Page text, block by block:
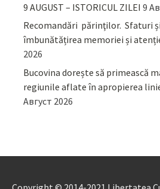
9 AUGUST – ISTORICUL ZILEI 9
Recomandări părinţilor. Sfaturi
îmbunătățirea memoriei și
2026
Bucovina dorește să primească
regiunile aflate în apropierea
Август 2026